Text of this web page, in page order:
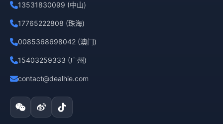
13531830099 (中山)
17765222808 (珠海)
0085368698042 (澳门)
15403259333 (广州)
contact@dealhie.com